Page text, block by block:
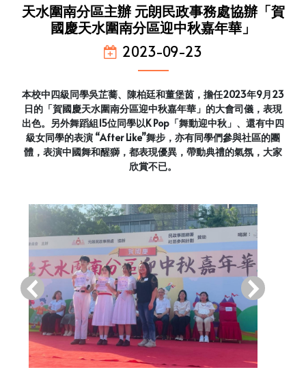
天水圍南分區主辦 元朗民政事務處協辦「賀
國慶天水圍南分區迎中秋嘉年華」
2023-09-23
本校中四級同學吳芷蕎、陳柏廷和董堡茵，擔任2023年9月23
日的「賀國慶天水圍南分區迎中秋嘉年華」的大會司儀，表現
出色。另外舞蹈組15位同學以K Pop「舞動迎中秋」、還有中四
級女同學的表演 “After Like”舞步，亦有同學們參與社區的團
體，表演中國舞和醒獅，都表現優異，帶動典禮的氣氛，大家
欣賞不已。
‹ ›